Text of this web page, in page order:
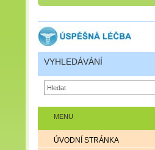
MENU
ÚVODNÍ STRÁNKA
VYHLEDÁVÁNÍ